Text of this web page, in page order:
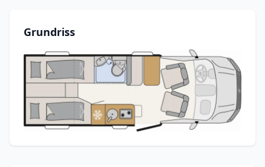
Grundriss